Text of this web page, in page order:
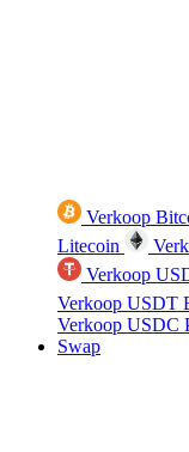
Verkoop
Litecoin
Verkoop
Verkoop USDT
Verkoop USDC
Swap